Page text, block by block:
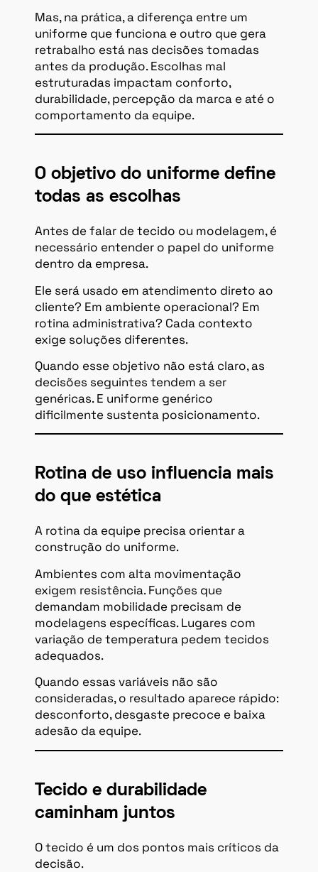
Mas, na prática, a diferença entre um
uniforme que funciona e outro que gera
retrabalho está nas decisões tomadas
antes da produção. Escolhas mal
estruturadas impactam conforto,
durabilidade, percepção da marca e até o
comportamento da equipe.
O objetivo do uniforme define
todas as escolhas
Antes de falar de tecido ou modelagem, é
necessário entender o papel do uniforme
dentro da empresa.
Ele será usado em atendimento direto ao
cliente? Em ambiente operacional? Em
rotina administrativa? Cada contexto
exige soluções diferentes.
Quando esse objetivo não está claro, as
decisões seguintes tendem a ser
genéricas. E uniforme genérico
dificilmente sustenta posicionamento.
Rotina de uso influencia mais
do que estética
A rotina da equipe precisa orientar a
construção do uniforme.
Ambientes com alta movimentação
exigem resistência. Funções que
demandam mobilidade precisam de
modelagens específicas. Lugares com
variação de temperatura pedem tecidos
adequados.
Quando essas variáveis não são
consideradas, o resultado aparece rápido:
desconforto, desgaste precoce e baixa
adesão da equipe.
Tecido e durabilidade
caminham juntos
O tecido é um dos pontos mais críticos da
decisão.